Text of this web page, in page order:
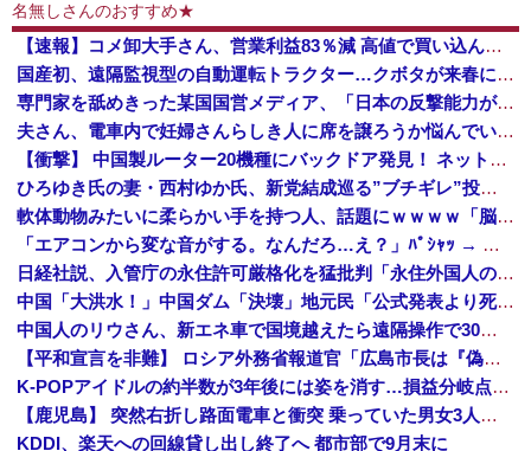
名無しさんのおすすめ★
【速報】コメ卸大手さん、営業利益83％減 高値で買い込んだ米が売れず「損切り祭り」開幕へ
国産初、遠隔監視型の自動運転トラクター…クボタが来春に発売！
専門家を舐めきった某国国営メディア、「日本の反撃能力が地域を不安定化させている」というストーリーで番組制作を進めようとするも……
夫さん、電車内で妊婦さんらしき人に席を譲ろうか悩んでいたら隣の男性に先を越される→まさかの展開に発展し、とんでもない空気が漂い始めてしまうｗｗｗ...
【衝撃】 中国製ルーター20機種にバックドア発見！ ネットに繋ぐだけで35秒ごとに中国のサーバーと通信
ひろゆき氏の妻・西村ゆか氏、新党結成巡る”ブチギレ”投稿を謝罪「配慮に欠けた行動でした」 夫婦で投稿
軟体動物みたいに柔らかい手を持つ人、話題にｗｗｗｗ「脳が理解を拒む」「ミギー」
「エアコンから変な音がする。なんだろ…え？」ﾊﾟｼｬｯ → ヤバすぎる物が飛び出てくる・・・
日経社説、入管庁の永住許可厳格化を猛批判「永住外国人の生活保護受給をなくす目的、外国人の意欲をそがないか懸念」「外国人を一時的な労働力ではなく、...
中国「大洪水！」中国ダム「決壊」地元民「公式発表より死者多い！」中国政府「住民拘束！（安否不明」中国当局「救助隊動画も削除」台風13号「三峡ダム接近中」→
中国人のリウさん、新エネ車で国境越えたら遠隔操作で30時間ロックされる！
【平和宣言を非難】 ロシア外務省報道官「広島市長は『偽りの呪文』繰り返している」
K-POPアイドルの約半数が3年後には姿を消す…損益分岐点突破は4％未満
【鹿児島】 突然右折し路面電車と衝突 乗っていた男女3人は車を放置しダッシュで逃走中
KDDI、楽天への回線貸し出し終了へ 都市部で9月末に